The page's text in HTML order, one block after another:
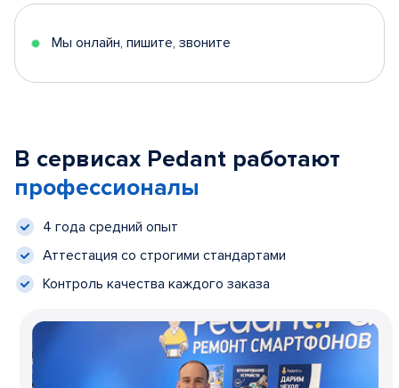
Мы онлайн, пишите, звоните
В сервисах Pedant работают
профессионалы
4 года средний опыт
Аттестация со строгими стандартами
Контроль качества каждого заказа